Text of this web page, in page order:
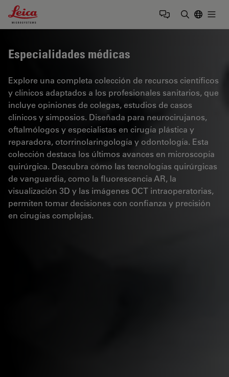
Leica Microsystems Logo
Especialidades médicas
Explore una completa colección de recursos científicos
y clínicos adaptados a los profesionales sanitarios, que
incluye opiniones de colegas, estudios de casos
clínicos y simposios. Diseñada para neurocirujanos,
oftalmólogos y especialistas en cirugía plástica y
reparadora, otorrinolaringología y odontología. Esta
colección destaca los últimos avances en microscopía
quirúrgica. Descubra cómo las tecnologías quirúrgicas
de vanguardia, como la fluorescencia AR, la
visualización 3D y las imágenes OCT intraoperatorias,
permiten tomar decisiones con confianza y precisión
en cirugías complejas.